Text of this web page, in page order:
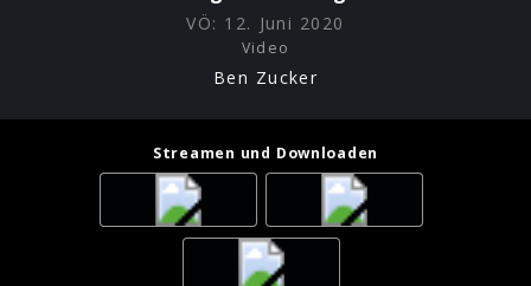
VÖ: 12. Juni 2020
Video
Ben Zucker
Streamen und Downloaden